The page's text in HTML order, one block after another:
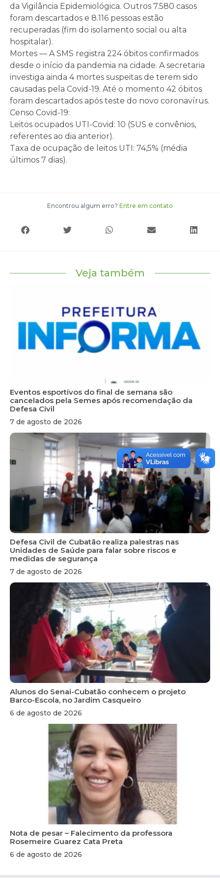
da Vigilância Epidemiológica. Outros 7.580 casos
foram descartados e 8.116 pessoas estão
recuperadas (fim do isolamento social ou alta
hospitalar).
Mortes — A SMS registra 224 óbitos confirmados
desde o início da pandemia na cidade. A secretaria
investiga ainda 4 mortes suspeitas de terem sido
causadas pela Covid-19. Até o momento 42 óbitos
foram descartados após teste do novo coronavírus.
Censo Covid-19:
Leitos ocupados UTI-Covid: 10 (SUS e convênios,
referentes ao dia anterior).
Taxa de ocupação de leitos UTI: 74,5% (média
últimos 7 dias).
Encontrou algum erro? Entre em contato
Veja também
Eventos esportivos do final de semana são
cancelados pela Semes após recomendação da
Defesa Civil
7 de agosto de 2026
Defesa Civil de Cubatão realiza palestras nas
Unidades de Saúde para falar sobre riscos e
medidas de segurança
7 de agosto de 2026
Alunos do Senai-Cubatão conhecem o projeto
Barco-Escola, no Jardim Casqueiro
6 de agosto de 2026
Nota de pesar – Falecimento da professora
Rosemeire Guarez Cata Preta
6 de agosto de 2026